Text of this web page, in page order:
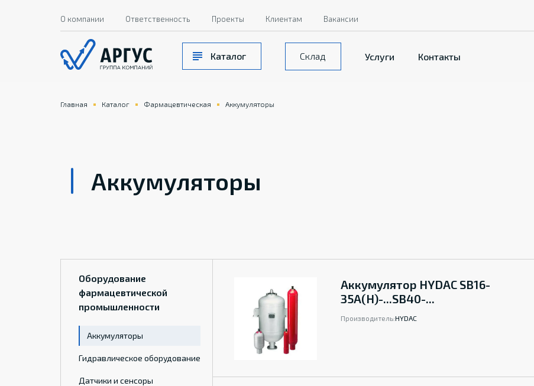
Каталог Склад Услуги Контакты
О компании Ответственность Проекты Клиентам Вакансии
Главная Каталог Фармацевтическая Аккумуляторы
Аккумуляторы
Оборудование
фармацевтической
промышленности
Аккумуляторы
Гидравлическое оборудование
Датчики и сенсоры
Аккумулятор HYDAC SB16-
35A(H)-...SB40-...
Производитель:HYDAC